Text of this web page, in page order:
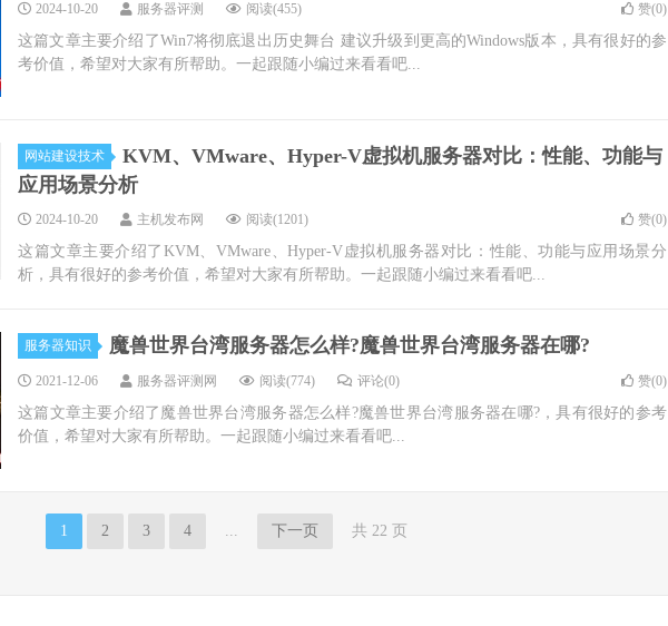
2024-10-20 服务器评测 阅读(455) 赞(0)
这篇文章主要介绍了Win7将彻底退出历史舞台 建议升级到更高的Windows版本，具有很好的参
考价值，希望对大家有所帮助。一起跟随小编过来看看吧...
网站建设技术
KVM、VMware、Hyper-V虚拟机服务器对比：性能、功能与
应用场景分析
2024-10-20 主机发布网 阅读(1201) 赞(0)
这篇文章主要介绍了KVM、VMware、Hyper-V虚拟机服务器对比：性能、功能与应用场景分
析，具有很好的参考价值，希望对大家有所帮助。一起跟随小编过来看看吧...
服务器知识 魔兽世界台湾服务器怎么样?魔兽世界台湾服务器在哪?
2021-12-06 服务器评测网 阅读(774) 评论(0) 赞(0)
这篇文章主要介绍了魔兽世界台湾服务器怎么样?魔兽世界台湾服务器在哪?，具有很好的参考
价值，希望对大家有所帮助。一起跟随小编过来看看吧...
1 2 3 4 ... 下一页 共 22 页